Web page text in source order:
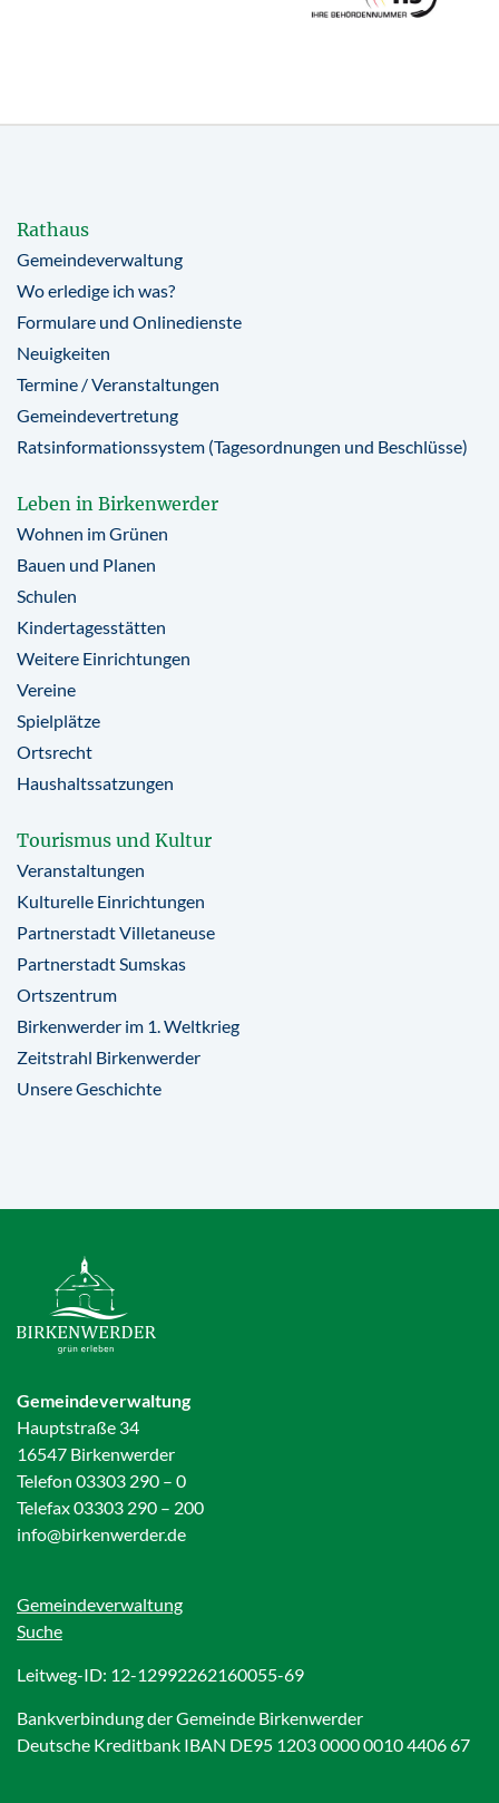
Rathaus
Gemeindeverwaltung
Wo erledige ich was?
Formulare und Onlinedienste
Neuigkeiten
Termine / Veranstaltungen
Gemeindevertretung
Ratsinformationssystem (Tagesordnungen und Beschlüsse)
Leben in Birkenwerder
Wohnen im Grünen
Bauen und Planen
Schulen
Kindertagesstätten
Weitere Einrichtungen
Vereine
Spielplätze
Ortsrecht
Haushaltssatzungen
Tourismus und Kultur
Veranstaltungen
Kulturelle Einrichtungen
Partnerstadt Villetaneuse
Partnerstadt Sumskas
Ortszentrum
Birkenwerder im 1. Weltkrieg
Zeitstrahl Birkenwerder
Unsere Geschichte
Gemeindeverwaltung
Hauptstraße 34
16547 Birkenwerder
Telefon 03303 290 – 0
Telefax 03303 290 – 200
info@birkenwerder.de
Gemeindeverwaltung
Suche
Leitweg-ID: 12-12992262160055-69
Bankverbindung der Gemeinde Birkenwerder
Deutsche Kreditbank IBAN DE95 1203 0000 0010 4406 67